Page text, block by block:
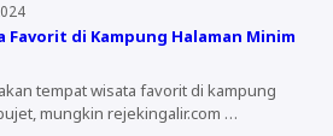
Favorit di Kampung Halaman Minim
tempat wisata favorit di kampung
halaman minim bujet, mungkin rejekingalir.com …